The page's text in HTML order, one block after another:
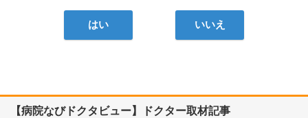
はい いいえ
【病院なびドクタビュー】ドクター取材記事